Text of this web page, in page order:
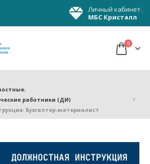
Личный кабинет
МБС Кристалл
0
,
работники (ДИ)
Бухгалтер-материалист